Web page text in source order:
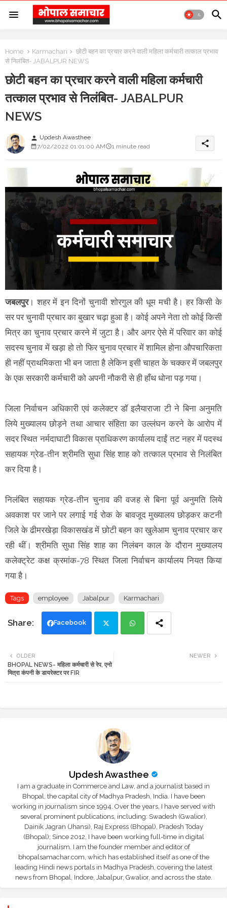
Home Karmachari
छोटी बहन का प्रचार करने वाली महिला कर्मचारी तत्काल प्रभाव
से निलंबित- JABALPUR NEWS
छोटी बहन का प्रचार करने वाली महिला कर्मचारी
तत्काल प्रभाव से निलंबित- JABALPUR
NEWS
person Updesh Awasthee
7/02/2022 01:01:00 AM
1 minute read share
जबलपुर। शहर में इन दिनों चुनावी शोरगुल की धूम मची है। हर किसी के
सर पर चुनावी प्रचार का बुखार चढ़ा हुआ है। कोई अपने नेता तो कोई किसी
मित्र का चुनाव प्रचार करने में जुटा है। और अगर ऐसे में परिवार का कोई
सदस्य चुनाव में खड़ा हो तो फिर चुनाव प्रचार में शामिल होना औपचारिकता
ही नहीं प्राथमिकता भी बन जाता है लेकिन इसी चाहत के चक्कर में जबलपुर
के एक सरकारी कर्मचारी को अपनी नौकरी से ही हाँथ धोना पड़ गया।
जिला निर्वाचन अधिकारी एवं कलेक्टर डॉ इलैयाराजा टी ने बिना अनुमति
लिये मुख्यालय छोड़ने तथा आचार संहिता का उल्लंघन करने के आरोप में
सदर स्थित नर्मदाघाटी विकास प्राधिकरण कार्यालय दाईं तट नहर में पदस्थ
सहायक ग्रेड-तीन श्रीमति सुधा सिंह शाह को तत्काल प्रभाव से निलंबित
कर दिया है।
निलंबित सहायक ग्रेड-तीन चुनाव की वजह से बिना पूर्व अनुमति लिये
अवकाश पर जाने पर लगाई गई रोक के बावजूद मुख्यालय छोड़कर कटनी
जिले के ढीमरखेड़ा विकासखंड में छोटी बहन का खुलेआम चुनाव प्रचार कर
रही थीं। श्रीमति सुधा सिंह शाह का निलंबन काल के दौरान मुख्यालय
कलेक्ट्रेट कक्ष क्रमांक-78 स्थित जिला निर्वाचन कार्यालय नियत किया
गया है।
Tags employee Jabalpur Karmachari
Facebook
tte
NEWER
OLDER
BHOPAL NEWS- महिला कर्मचारी से रेप, एनो
मित्रा कंपनी के डायरेक्टर पर FIR
Updesh Awasthee
I am a graduate in Commerce and Law, and a journalist based in
Bhopal, the capital city of Madhya Pradesh, India. I have been
working in journalism since 1994. Over the years, I have served with
several prominent publications, including: Swadesh (Gwalior),
Dainik Jagran (Jhansi), Raj Express (Bhopal), Pradesh Today
(Bhopal); Since 2012, I have been working full-time in digital
journalism. I am the founder member and editor of
bhopalsamachar.com, which has established itself as one of the
leading Hindi news portals in Madhya Pradesh, covering the latest
news from Bhopal, Indore, Jabalpur, Gwalior, and across the state.